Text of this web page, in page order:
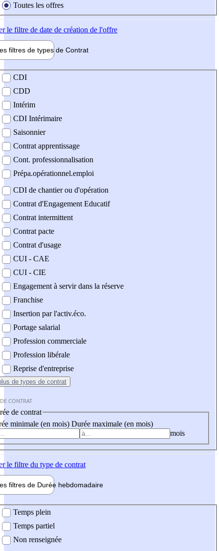
Toutes les offres
le filtre de date de création de l'offre
filtres de types de Contrat
contrat
CDI
CDD
Intérim
CDI Intérimaire
Saisonnier
Contrat apprentissage
Cont. professionnalisation
Prépa.opérationnel.emploi
CDI de chantier ou d'opération
Contrat d'Engagement Educatif
Contrat intermittent
Contrat pacte
Contrat d'usage
CUI - CAE
CUI - CIE
Engagement à servir dans la réserve
Franchise
Insertion par l'activ.éco.
Portage salarial
Profession commerciale
Profession libérale
Reprise d'entreprise
de types de contrat
CONTRAT
de contrat
minimale (en mois) Durée maximale (en mois)
mois
le filtre du type de contrat
filtres de Durée hebdomadaire
Temps plein
Temps partiel
Non renseignée